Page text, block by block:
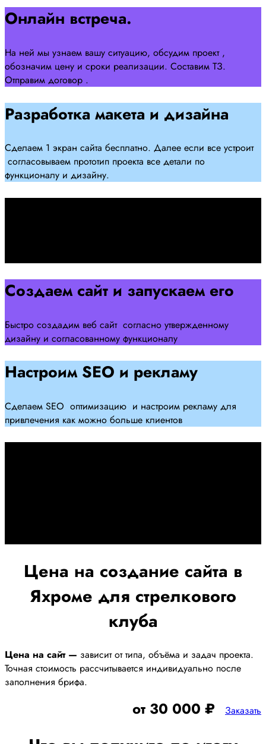
Онлайн встреча.
На ней мы узнаем вашу ситуацию, обсудим проект ,
обозначим цену и сроки реализации. Составим ТЗ.
Отправим договор .
Разработка макета и дизайна
Сделаем 1 экран сайта бесплатно. Далее если все устроит
согласовываем прототип проекта все детали по
функционалу и дизайну.
Создаем сайт и запускаем его
Быстро создадим веб сайт согласно утвержденному
дизайну и согласованному функционалу
Настроим SEO и рекламу
Сделаем SEO оптимизацию и настроим рекламу для
привлечения как можно больше клиентов
Цена на создание сайта в
Яхроме для стрелкового
клуба
Цена на сайт — зависит от типа, объёма и задач проекта.
Точная стоимость рассчитывается индивидуально после
заполнения брифа.
от 30 000 ₽ Заказать